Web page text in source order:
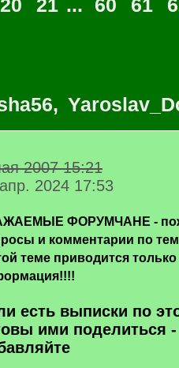
20 21 ... 60 61
,
2007 15:21
2024 17:53
ФОРУМЧАНЕ -
и комментарии по
теме приводится
есть выписки по
ими поделиться